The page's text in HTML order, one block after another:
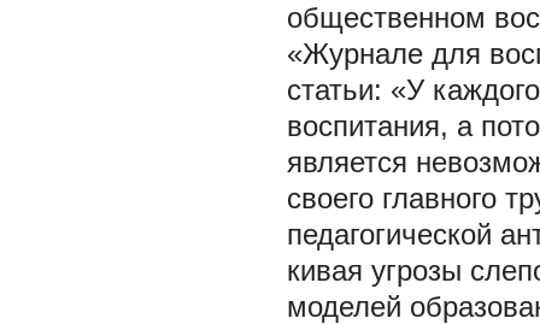
общественном
«Журнале для
статьи: «У
воспитания, а
является
своего главного
педагогической
кивая угрозы
моделей